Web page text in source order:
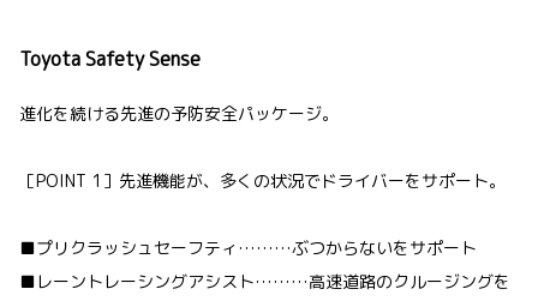
Toyota Safety Sense
進化を続ける先進の予防安全パッケージ。
［POINT 1］先進機能が、多くの状況でドライバーをサポート。
■プリクラッシュセーフティ………ぶつからないをサポート
■レーントレーシングアシスト………高速道路のクルージングを